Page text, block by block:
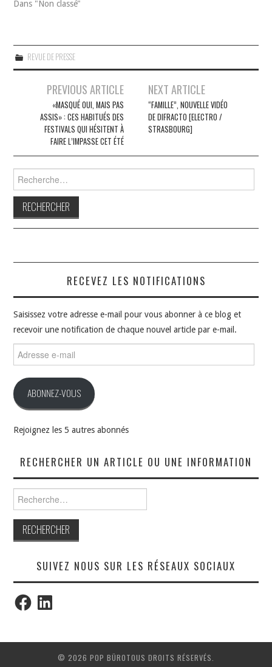
Dans "Non classé"
REVUE DE PRESSE
Navigation
articles
PREVIOUS ARTICLE
«MASQUÉ OUI, MAIS PAS
ASSIS» : CES HABITUÉS DES
FESTIVALS QUI HÉSITENT À
FAIRE L’IMPASSE CET ÉTÉ
NEXT ARTICLE
“FAMILLE”, NOUVELLE VIDÉO
DE DIFRACTO [ELECTRO /
STRASBOURG]
RECEVEZ LES NOTIFICATIONS
Saisissez votre adresse e-mail pour vous abonner à ce blog et
recevoir une notification de chaque nouvel article par e-mail.
e-
ABONNEZ-VOUS
Rejoignez les 5 autres abonnés
RECHERCHER UN ARTICLE OU UNE INFORMATION
SUIVEZ NOUS SUR LES RÉSEAUX SOCIAUX
FacebookLinkedIn
© 2026 POP BÜROTOUS DROITS RÉSERVÉS.